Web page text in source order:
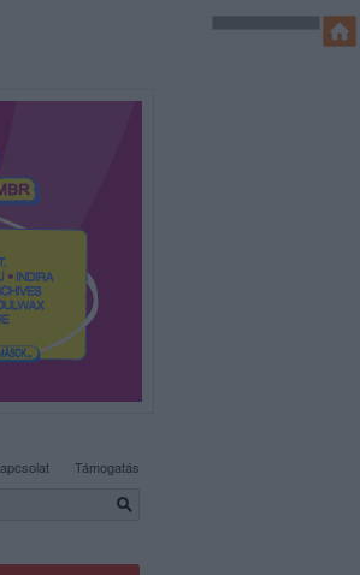
Támogatás